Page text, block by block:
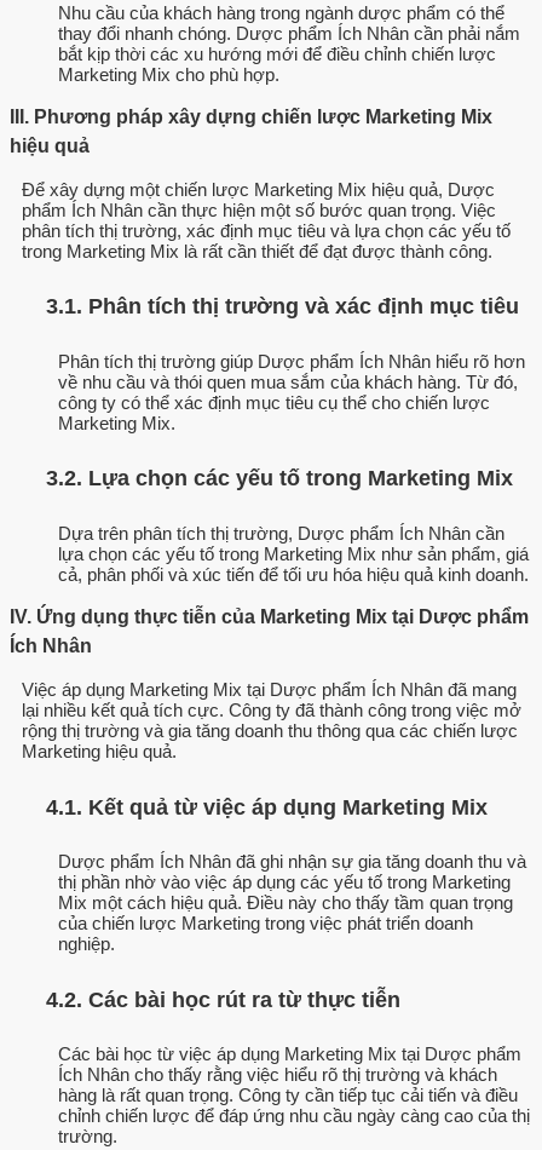
Nhu cầu của khách hàng trong ngành dược phẩm có thể
thay đổi nhanh chóng. Dược phẩm Ích Nhân cần phải nắm
bắt kịp thời các xu hướng mới để điều chỉnh chiến lược
Marketing Mix cho phù hợp.
III. Phương pháp xây dựng chiến lược Marketing Mix
hiệu quả
Để xây dựng một chiến lược Marketing Mix hiệu quả, Dược
phẩm Ích Nhân cần thực hiện một số bước quan trọng. Việc
phân tích thị trường, xác định mục tiêu và lựa chọn các yếu tố
trong Marketing Mix là rất cần thiết để đạt được thành công.
3.1. Phân tích thị trường và xác định mục tiêu
Phân tích thị trường giúp Dược phẩm Ích Nhân hiểu rõ hơn
về nhu cầu và thói quen mua sắm của khách hàng. Từ đó,
công ty có thể xác định mục tiêu cụ thể cho chiến lược
Marketing Mix.
3.2. Lựa chọn các yếu tố trong Marketing Mix
Dựa trên phân tích thị trường, Dược phẩm Ích Nhân cần
lựa chọn các yếu tố trong Marketing Mix như sản phẩm, giá
cả, phân phối và xúc tiến để tối ưu hóa hiệu quả kinh doanh.
IV. Ứng dụng thực tiễn của Marketing Mix tại Dược phẩm
Ích Nhân
Việc áp dụng Marketing Mix tại Dược phẩm Ích Nhân đã mang
lại nhiều kết quả tích cực. Công ty đã thành công trong việc mở
rộng thị trường và gia tăng doanh thu thông qua các chiến lược
Marketing hiệu quả.
4.1. Kết quả từ việc áp dụng Marketing Mix
Dược phẩm Ích Nhân đã ghi nhận sự gia tăng doanh thu và
thị phần nhờ vào việc áp dụng các yếu tố trong Marketing
Mix một cách hiệu quả. Điều này cho thấy tầm quan trọng
của chiến lược Marketing trong việc phát triển doanh
nghiệp.
4.2. Các bài học rút ra từ thực tiễn
Các bài học từ việc áp dụng Marketing Mix tại Dược phẩm
Ích Nhân cho thấy rằng việc hiểu rõ thị trường và khách
hàng là rất quan trọng. Công ty cần tiếp tục cải tiến và điều
chỉnh chiến lược để đáp ứng nhu cầu ngày càng cao của thị
trường.